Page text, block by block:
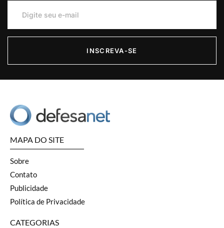
INSCREVA-SE
MAPA DO SITE
Sobre
Contato
Publicidade
Política de Privacidade
CATEGORIAS